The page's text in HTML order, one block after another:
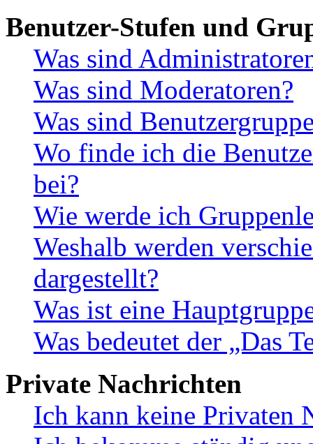
Benutzer-Stufen und
Was sind
Was sind Moderatoren?
Was sind
Wo finde ich die
bei?
Wie werde ich
Weshalb werden
dargestellt?
Was ist eine
Was bedeutet der „Das
Private Nachrichten
Ich kann keine Privaten